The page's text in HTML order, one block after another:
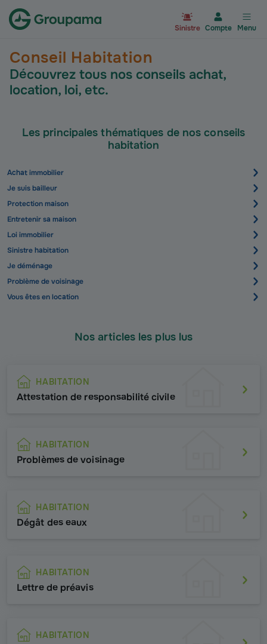
Sinistre Compte Menu
Conseil Habitation
Découvrez tous nos conseils achat,
location, loi, etc.
Les principales thématiques de nos conseils
habitation
Achat immobilier
Je suis bailleur
Protection maison
Entretenir sa maison
Loi immobilier
Sinistre habitation
Je déménage
Problème de voisinage
Vous êtes en location
Nos articles les plus lus
HABITATION
Attestation de responsabilité civile
HABITATION
Problèmes de voisinage
HABITATION
Dégât des eaux
HABITATION
Lettre de préavis
HABITATION